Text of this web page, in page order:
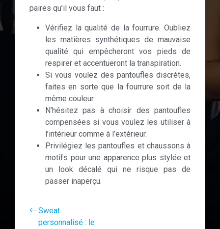
paires qu’il vous faut :
Vérifiez la qualité de la fourrure. Oubliez
les matières synthétiques de mauvaise
qualité qui empêcheront vos pieds de
respirer et accentueront la transpiration.
Si vous voulez des pantoufles discrètes,
faites en sorte que la fourrure soit de la
même couleur.
N’hésitez pas à choisir des pantoufles
compensées si vous voulez les utiliser à
l’intérieur comme à l’extérieur.
Privilégiez les pantoufles et chaussons à
motifs pour une apparence plus stylée et
un look décalé qui ne risque pas de
passer inaperçu.
Sweat
personnalisé : le